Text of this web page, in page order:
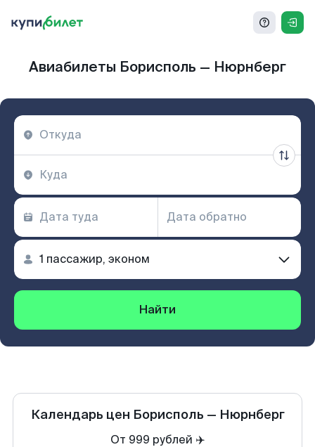
Авиабилеты Борисполь — Нюрнберг
Найти
Календарь цен Борисполь — Нюрнберг
От 999 рублей ✈️